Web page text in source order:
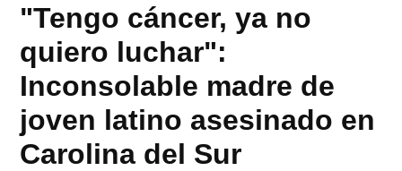
Donar
"Tengo cáncer, ya no
quiero luchar":
Inconsolable madre de
joven latino asesinado en
Carolina del Sur